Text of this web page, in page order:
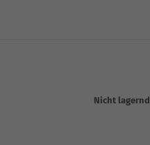
Nicht lagernd